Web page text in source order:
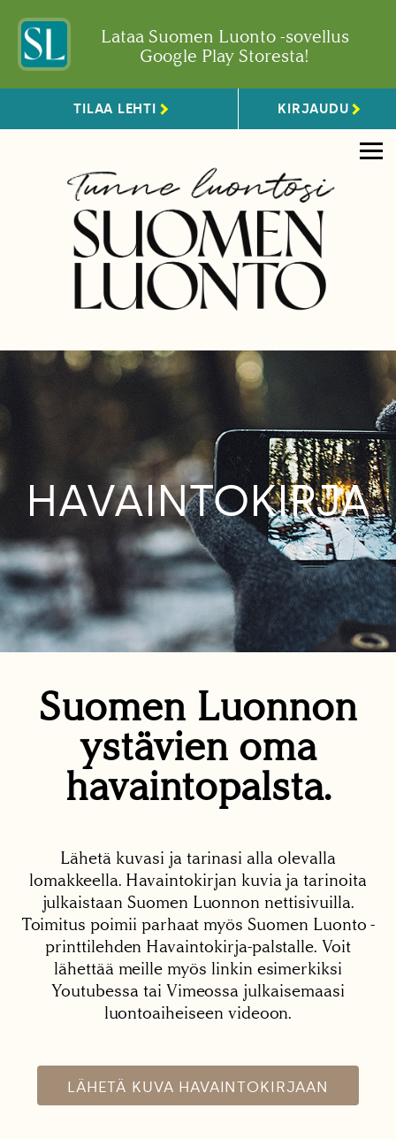
Lataa Suomen Luonto -sovellus
Google Play Storesta!
TILAA LEHTI KIRJAUDU
HAVAINTOKIRJA
Suomen Luonnon
ystävien oma
havaintopalsta.
Lähetä kuvasi ja tarinasi alla olevalla
lomakkeella. Havaintokirjan kuvia ja tarinoita
julkaistaan Suomen Luonnon nettisivuilla.
Toimitus poimii parhaat myös Suomen Luonto -
printtilehden Havaintokirja-palstalle. Voit
lähettää meille myös linkin esimerkiksi
Youtubessa tai Vimeossa julkaisemaasi
luontoaiheiseen videoon.
LÄHETÄ KUVA HAVAINTOKIRJAAN